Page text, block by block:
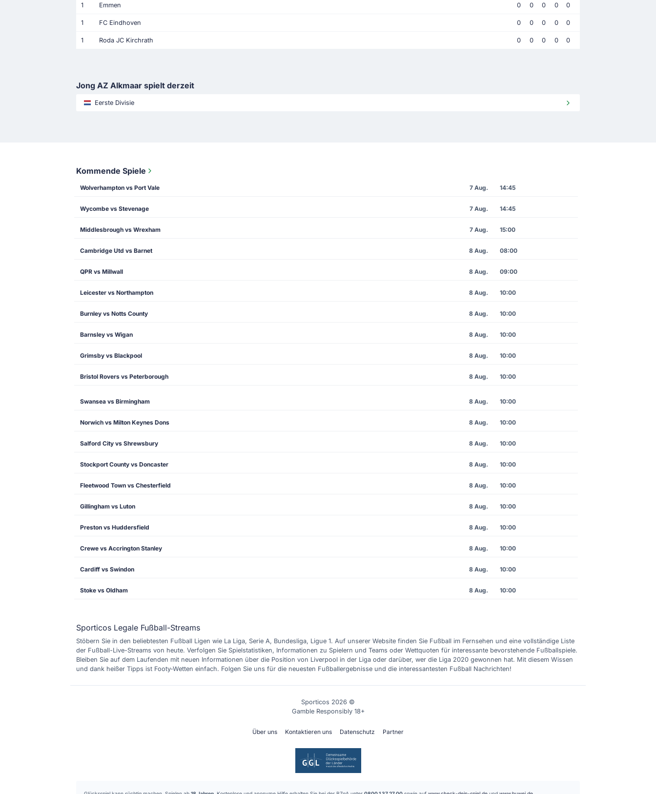
1 Emmen 0 0 0 0 0
1 FC Eindhoven 0 0 0 0 0
1 Roda JC Kirchrath 0 0 0 0 0
Jong AZ Alkmaar spielt derzeit
Eerste Divisie
Kommende Spiele
Wolverhampton vs Port Vale 7 Aug. 14:45
Wycombe vs Stevenage 7 Aug. 14:45
Middlesbrough vs Wrexham 7 Aug. 15:00
Cambridge Utd vs Barnet 8 Aug. 08:00
QPR vs Millwall 8 Aug. 09:00
Leicester vs Northampton 8 Aug. 10:00
Burnley vs Notts County 8 Aug. 10:00
Barnsley vs Wigan 8 Aug. 10:00
Grimsby vs Blackpool 8 Aug. 10:00
Bristol Rovers vs Peterborough 8 Aug. 10:00
Swansea vs Birmingham 8 Aug. 10:00
Norwich vs Milton Keynes Dons 8 Aug. 10:00
Salford City vs Shrewsbury 8 Aug. 10:00
Stockport County vs Doncaster 8 Aug. 10:00
Fleetwood Town vs Chesterfield 8 Aug. 10:00
Gillingham vs Luton 8 Aug. 10:00
Preston vs Huddersfield 8 Aug. 10:00
Crewe vs Accrington Stanley 8 Aug. 10:00
Cardiff vs Swindon 8 Aug. 10:00
Stoke vs Oldham 8 Aug. 10:00
Sporticos Legale Fußball-Streams
Stöbern Sie in den beliebtesten Fußball Ligen wie La Liga, Serie A, Bundesliga, Ligue 1. Auf unserer Website finden Sie Fußball im Fernsehen und eine vollständige Liste
der Fußball-Live-Streams von heute. Verfolgen Sie Spielstatistiken, Informationen zu Spielern und Teams oder Wettquoten für interessante bevorstehende Fußballspiele.
Bleiben Sie auf dem Laufenden mit neuen Informationen über die Position von Liverpool in der Liga oder darüber, wer die Liga 2020 gewonnen hat. Mit diesem Wissen
und dank heißer Tipps ist Footy-Wetten einfach. Folgen Sie uns für die neuesten Fußballergebnisse und die interessantesten Fußball Nachrichten!
Sporticos 2026 ©
Gamble Responsibly 18+
Über uns Kontaktieren uns Datenschutz Partner